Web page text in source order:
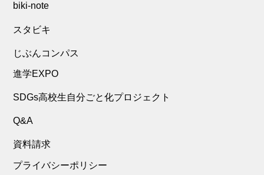
biki-note
スタビキ
じぶんコンパス
進学EXPO
SDGs高校生自分ごと化プロジェクト
Q&A
資料請求
プライバシーポリシー